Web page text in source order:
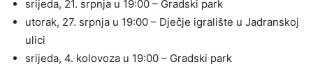
srijeda, 21. srpnja u 19:00 – Gradski park
utorak, 27. srpnja u 19:00 – Dječje igralište u Jadranskoj
ulici
srijeda, 4. kolovoza u 19:00 – Gradski park